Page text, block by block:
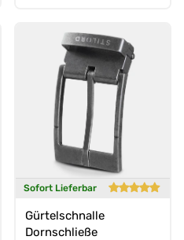
Sofort Lieferbar
Gürtelschnalle
Dornschließe